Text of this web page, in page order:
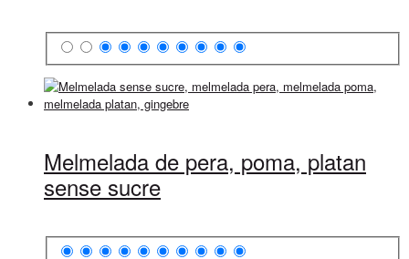
Melmelada de pera, poma, platan
sense sucre